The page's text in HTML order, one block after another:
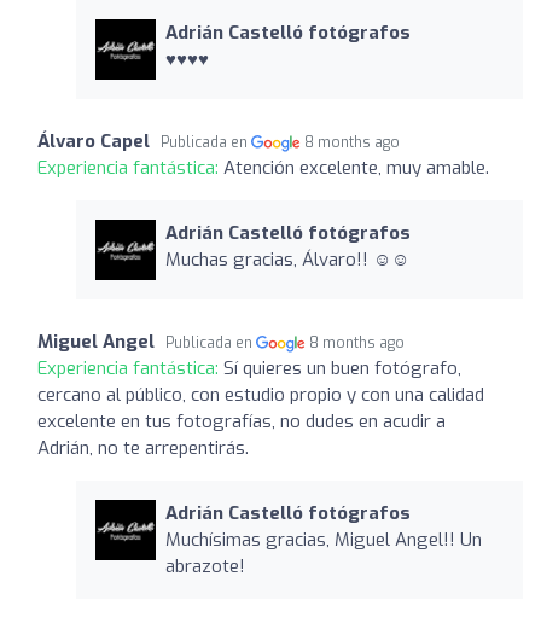
Adrián Castelló fotógrafos
♥️♥️♥️♥️
Álvaro Capel Publicada en 8 months ago
Experiencia fantástica: Atención excelente, muy amable.
Adrián Castelló fotógrafos
Muchas gracias, Álvaro!! ☺️☺️
Miguel Angel Publicada en 8 months ago
Experiencia fantástica: Sí quieres un buen fotógrafo,
cercano al público, con estudio propio y con una calidad
excelente en tus fotografías, no dudes en acudir a
Adrián, no te arrepentirás.
Adrián Castelló fotógrafos
Muchísimas gracias, Miguel Angel!! Un
abrazote!